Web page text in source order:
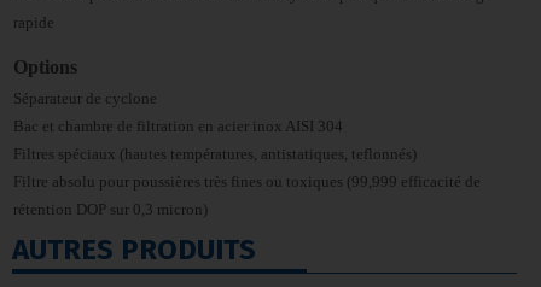
rapide
Options
Séparateur de cyclone
Bac et chambre de filtration en acier inox AISI 304
Filtres spéciaux (hautes températures, antistatiques, teflonnés)
Filtre absolu pour poussières très fines ou toxiques (99,999 efficacité de
rétention DOP sur 0,3 micron)
AUTRES PRODUITS